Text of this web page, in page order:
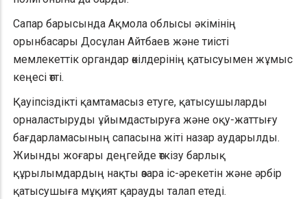
Сапар барысында Ақмола облысы әкімінің
орынбасары Досұлан Айтбаев және тиісті
мемлекеттік органдар өкілдерінің қатысуымен жұмыс
кеңесі өтті.
Қауіпсіздікті қамтамасыз етуге, қатысушыларды
орналастыруды ұйымдастыруға және оқу-жаттығу
бағдарламасының сапасына жіті назар аударылды.
Жиынды жоғары деңгейде өткізу барлық
құрылымдардың нақты өзара іс-әрекетін және әрбір
қатысушыға мұқият қарауды талап етеді.